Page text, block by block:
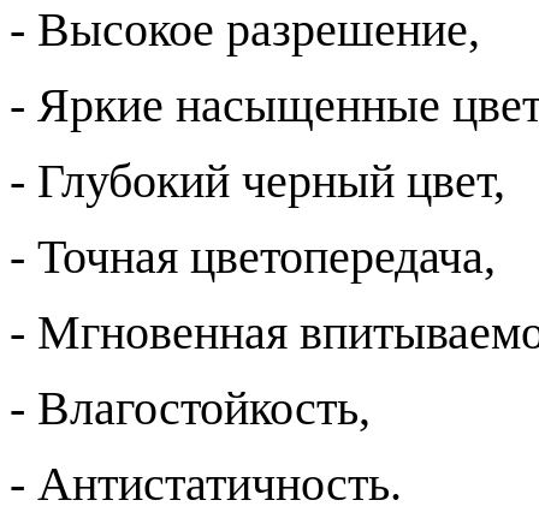
- Высокое разрешение,
- Яркие насыщенные
- Глубокий черный цвет,
- Точная цветопередача,
- Мгновенная
- Влагостойкость,
- Антистатичность.